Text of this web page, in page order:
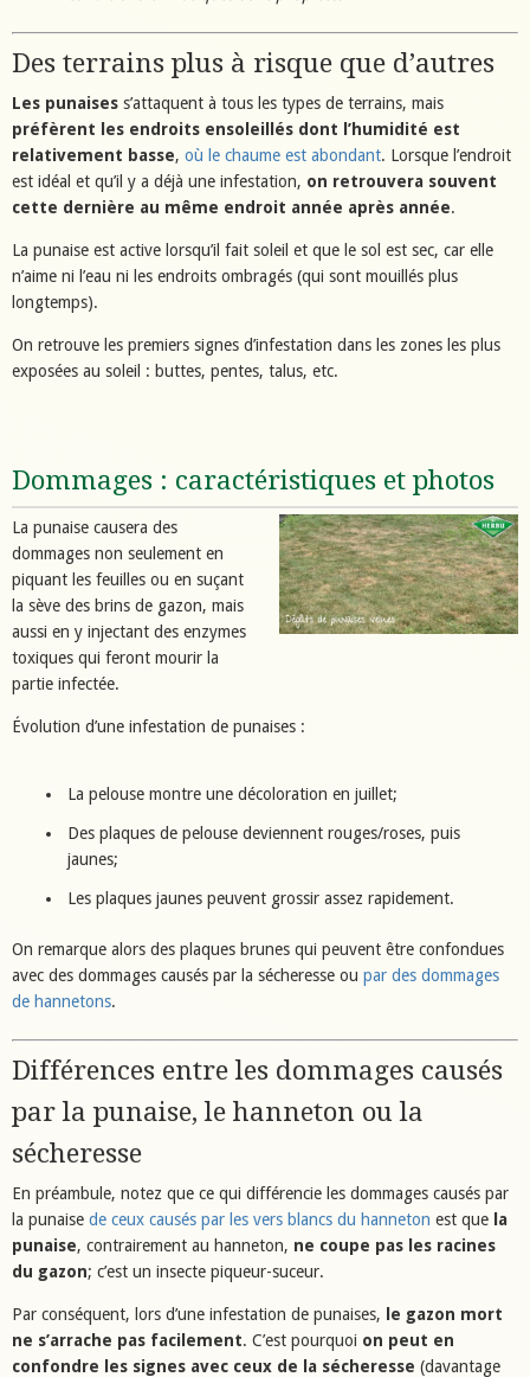
Des terrains plus à risque que d’autres
Les punaises s’attaquent à tous les types de terrains, mais
préfèrent les endroits ensoleillés dont l’humidité est
relativement basse, où le chaume est abondant. Lorsque l’endroit
est idéal et qu’il y a déjà une infestation, on retrouvera souvent
cette dernière au même endroit année après année.
La punaise est active lorsqu’il fait soleil et que le sol est sec, car elle
n’aime ni l’eau ni les endroits ombragés (qui sont mouillés plus
longtemps).
On retrouve les premiers signes d’infestation dans les zones les plus
exposées au soleil : buttes, pentes, talus, etc.
Dommages : caractéristiques et photos
La punaise causera des
dommages non seulement en
piquant les feuilles ou en suçant
la sève des brins de gazon, mais
aussi en y injectant des enzymes
toxiques qui feront mourir la
partie infectée.
Évolution d’une infestation de punaises :
La pelouse montre une décoloration en juillet;
Des plaques de pelouse deviennent rouges/roses, puis
jaunes;
Les plaques jaunes peuvent grossir assez rapidement.
On remarque alors des plaques brunes qui peuvent être confondues
avec des dommages causés par la sécheresse ou par des dommages
de hannetons.
Différences entre les dommages causés
par la punaise, le hanneton ou la
sécheresse
En préambule, notez que ce qui différencie les dommages causés par
la punaise de ceux causés par les vers blancs du hanneton est que la
punaise, contrairement au hanneton, ne coupe pas les racines
du gazon; c’est un insecte piqueur-suceur.
Par conséquent, lors d’une infestation de punaises,
le gazon mort
ne s’arrache pas facilement. C’est pourquoi on peut en
confondre les signes avec ceux de la sécheresse (davantage